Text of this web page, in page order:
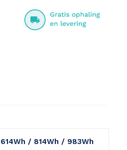
614Wh / 814Wh / 983Wh